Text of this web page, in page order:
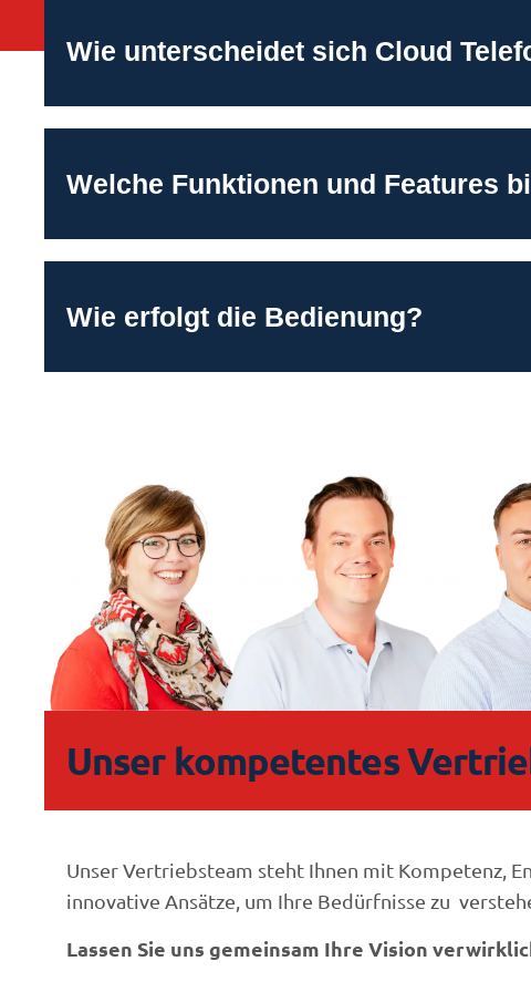
Wie unterscheidet sich Cloud
Welche Funktionen und Features
Wie erfolgt die Bedienung?
Unser kompetentes
Unser Vertriebsteam steht Ihnen mit Kompetenz,
innovative Ansätze, um Ihre Bedürfnisse zu
Lassen Sie uns gemeinsam Ihre Vision